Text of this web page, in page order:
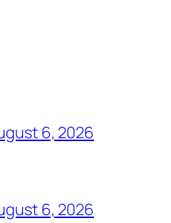
6, 2026
6, 2026